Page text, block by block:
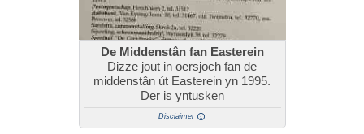
De Middenstân fan Easterein
Dizze jout in oersjoch fan de
middenstân út Easterein yn 1995.
Der is yntusken
Disclaimer